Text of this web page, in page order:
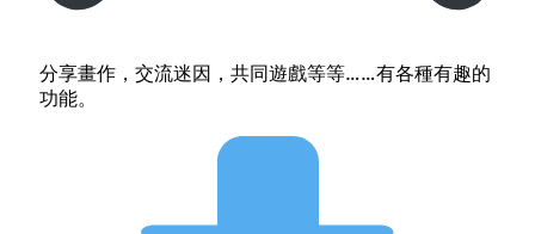
分享畫作，交流迷因，共同遊戲等等……有各種有趣的
功能。